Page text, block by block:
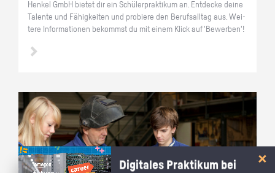
Hen­kel GmbH bie­tet dir ein Schü­ler­prak­ti­kum an. Ent­de­cke deine
Ta­len­te und Fä­hig­kei­ten und pro­bie­re den Be­rufs­all­tag aus. Wei­
te­re In­for­ma­tio­nen be­kommst du mit einem Klick auf 'Be­wer­ben'!
Digitales Praktikum bei